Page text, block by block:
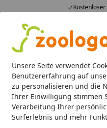
Unsere Seite verwendet
Benutzererfahrung auf
zu personalisieren und die
Ihrer Einwilligung stimmen
Verarbeitung Ihrer
Surferlebnis und mehr
4,74
23.587 Bewertungen
Alle Produkte
Alle Produkte Angebote
Startseite
Wie Gutschein einlösen?
Antworten zu den